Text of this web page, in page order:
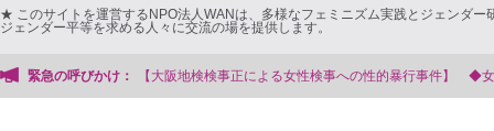
★ このサイトを運営するNPO法人WANは、多様なフェミニズム実践とジェンダー
ジェンダー平等を求める人々に交流の場を提供します。
緊急の呼びかけ：
事への性的暴行事件】 ◆女性検事を支援する会事務局